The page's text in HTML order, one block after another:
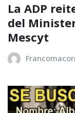
La ADP
del
Mescyt